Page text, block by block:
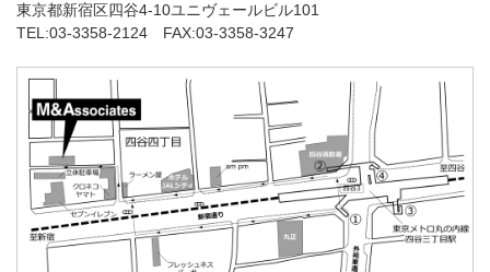
東京都新宿区四谷4-10ユニヴェールビル101
TEL:03-3358-2124 FAX:03-3358-3247